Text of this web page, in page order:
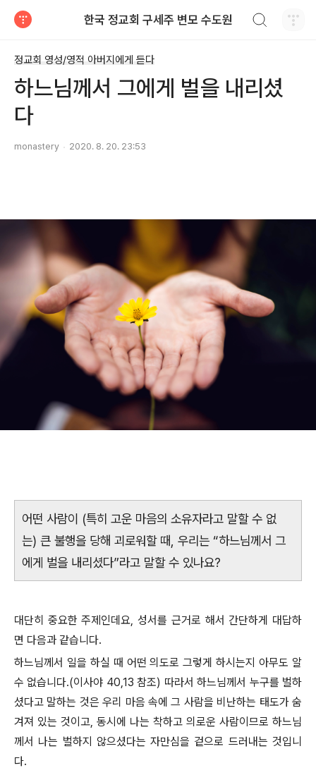
한국 정교회 구세주 변모 수도원
정교회 영성/영적 아버지에게 듣다
하느님께서 그에게 벌을 내리셨
다
monastery 2020. 8. 20. 23:53
어떤 사람이 (특히 고운 마음의 소유자라고 말할 수 없
는) 큰 불행을 당해 괴로워할 때, 우리는 “하느님께서 그
에게 벌을 내리셨다”라고 말할 수 있나요?
대단히 중요한 주제인데요, 성서를 근거로 해서 간단하게 대답하
면 다음과 같습니다.
하느님께서 일을 하실 때 어떤 의도로 그렇게 하시는지 아무도 알
수 없습니다.(이사야 40,13 참조) 따라서 하느님께서 누구를 벌하
셨다고 말하는 것은 우리 마음 속에 그 사람을 비난하는 태도가 숨
겨져 있는 것이고, 동시에 나는 착하고 의로운 사람이므로 하느님
께서 나는 벌하지 않으셨다는 자만심을 겉으로 드러내는 것입니
다.